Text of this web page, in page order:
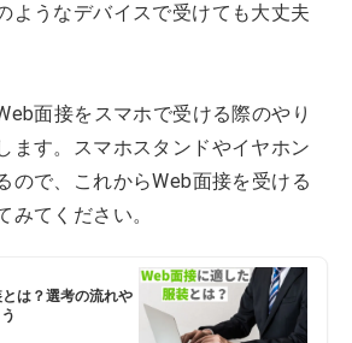
ようなデバイスで受けても大丈夫
面接をスマホで受ける際のやり
ます。スマホスタンドやイヤホン
ので、これからWeb面接を受ける
みてください。
は？選考の流れや